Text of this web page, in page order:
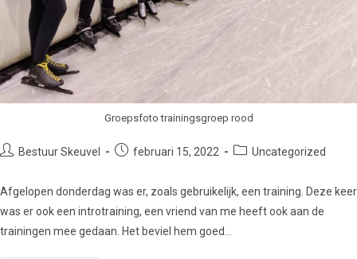
Groepsfoto trainingsgroep rood
Bestuur Skeuvel februari 15, 2022 Uncategorized
Afgelopen donderdag was er, zoals gebruikelijk, een training. Deze keer
was er ook een introtraining, een vriend van me heeft ook aan de
trainingen mee gedaan. Het beviel hem goed…